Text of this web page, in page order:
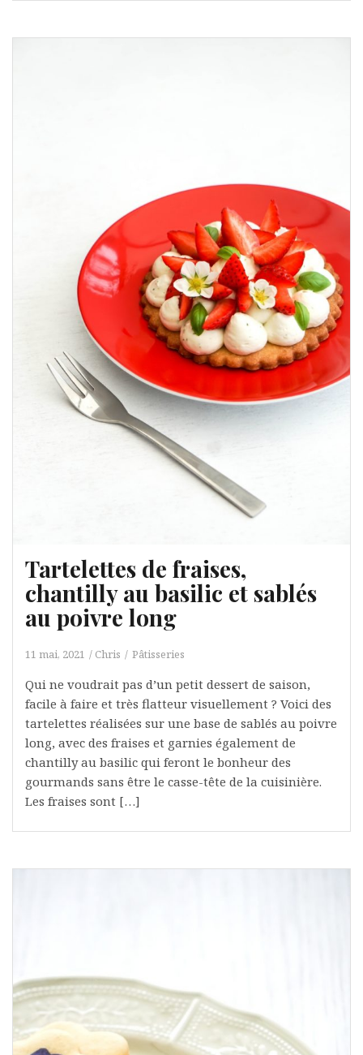
Tartelettes de fraises,
chantilly au basilic et sablés
au poivre long
11 mai, 2021 Chris Pâtisseries
Qui ne voudrait pas d’un petit dessert de saison,
facile à faire et très flatteur visuellement ? Voici des
tartelettes réalisées sur une base de sablés au poivre
long, avec des fraises et garnies également de
chantilly au basilic qui feront le bonheur des
gourmands sans être le casse-tête de la cuisinière.
Les fraises sont […]